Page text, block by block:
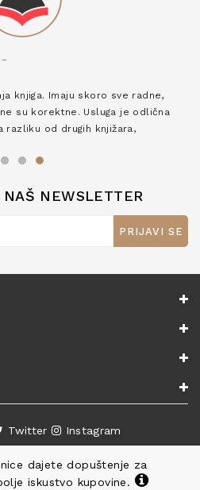
dajete dopuštenje za
iskustvo kupovine.
-
knjiga. Imaju skoro sve radne,
su korektne. Usluga je odlična
razliku od drugih knjižara,
NEWSLETTER
PRIJAVI SE
Twitter Instagram